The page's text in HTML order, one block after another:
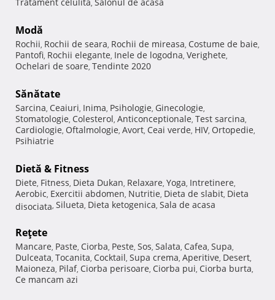
,
Modă
Rochii, Rochii de seara, Rochii de mireasa, Costume de baie,
Pantofi, Rochii elegante, Inele de logodna, Verighete,
Ochelari de soare, Tendinte 2020
Sănătate
Sarcina, Ceaiuri, Inima, Psihologie, Ginecologie,
Stomatologie, Colesterol, Anticonceptionale, Test sarcina,
Cardiologie, Oftalmologie, Avort, Ceai verde, HIV, Ortopedie,
Psihiatrie
Dietă & Fitness
Diete, Fitness, Dieta Dukan, Relaxare, Yoga, Intretinere,
Aerobic, Exercitii abdomen, Nutritie, Dieta de slabit, Dieta
disociata, Silueta, Dieta ketogenica, Sala de acasa
Reţete
Mancare, Paste, Ciorba, Peste, Sos, Salata, Cafea, Supa,
Dulceata, Tocanita, Cocktail, Supa crema, Aperitive, Desert,
Maioneza, Pilaf, Ciorba perisoare, Ciorba pui, Ciorba burta,
Ce mancam azi